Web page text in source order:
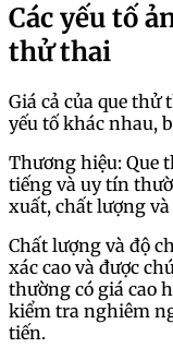
Các yếu tố
thử thai
Giá cả của que
yếu tố khác nhau,
Thương hiệu: Que
tiếng và uy tín
xuất, chất lượng và
Chất lượng và độ
xác cao và được
thường có giá cao
kiểm tra nghiêm
tiến.